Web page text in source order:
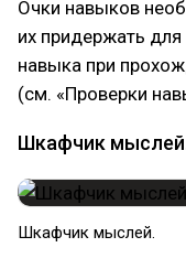
Очки навыков
их придержать
навыка при
(см. «Проверки
Шкафчик
Шкафчик мыслей.